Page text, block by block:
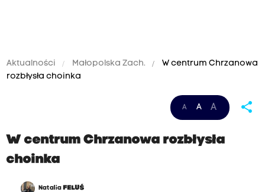
Aktualności Małopolska Zach.
W centrum Chrzanowa
rozbłysła choinka
A A A share
W centrum Chrzanowa rozbłysła
choinka
Natalia FELUŚ